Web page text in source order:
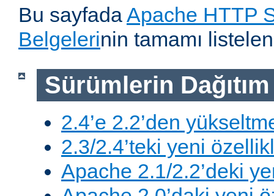
Bu sayfadaApache HTTP
Belgelerinin tamamı
Sürümlerin
2.4’e 2.2’den
2.3/2.4’teki yeni
Apache 2.1/2.2’deki